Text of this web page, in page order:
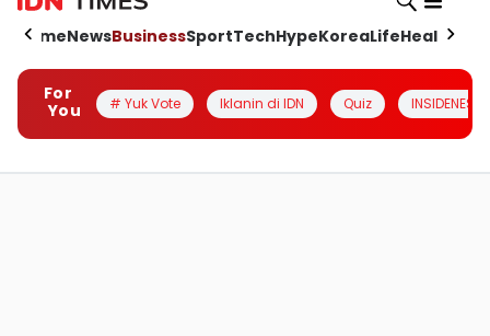
HomeNewsBusinessSportTechHypeKoreaLifeHealth
For
You
# Yuk Vote Iklanin di IDN Quiz INSIDENESIA